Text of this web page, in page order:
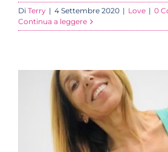
Di Terry | 4 Settembre 2020 | Love | 0
Continua a leggere